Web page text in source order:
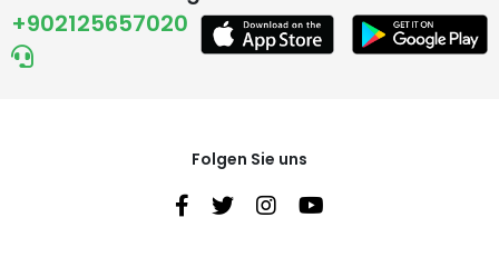
+902125657020
Folgen Sie uns